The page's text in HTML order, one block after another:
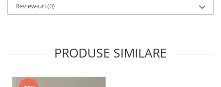
Review-uri(0)
PRODUSE SIMILARE